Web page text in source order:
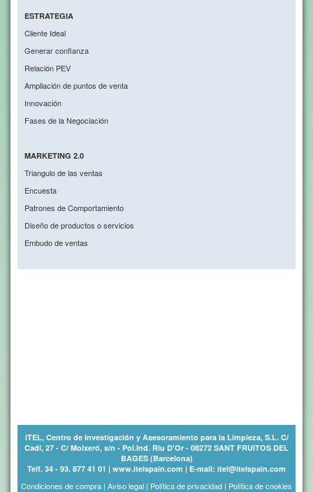
ESTRATEGIA
Cliente Ideal
Generar confianza
Relación PEV
Ampliación de puntos de venta
Innovación
Fases de la Negociación
MARKETING 2.0
Triangulo de las ventas
Encuesta
Patrones de Comportamiento
Diseño de productos o servicios
Embudo de ventas
ITEL, Centro de Investigación y Asesoramiento para la Limpieza, S.L. C/
Cadí, 27 - C/ Moixeró, s/n - Pol.Ind. Riu D'Or - 08272 SANT FRUITOS DEL
BAGES (Barcelona)
Telf. 34 - 93. 877 41 01 | www.itelspain.com | E-mail: itel@itelspain.com
Condiciones de compra | Aviso legal | Política de privacidad | Política de cookies